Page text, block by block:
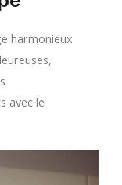
harmonieux
avec le